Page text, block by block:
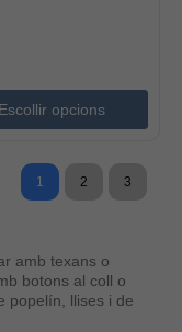
Escollir opcions
1 2 3
amb texans o
botons al coll o
popelín, llises i de